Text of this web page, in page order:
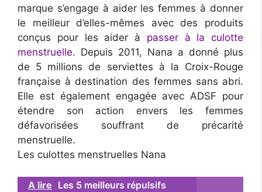
marque s’engage à aider les femmes à donner
le meilleur d’elles-mêmes avec des produits
conçus pour les aider à passer à la culotte
menstruelle. Depuis 2011, Nana a donné plus
de 5 millions de serviettes à la Croix-Rouge
française à destination des femmes sans abri.
Elle est également engagée avec ADSF pour
étendre son action envers les femmes
défavorisées souffrant de précarité
menstruelle.
Les culottes menstruelles Nana
A lire Les 5 meilleurs répulsifs